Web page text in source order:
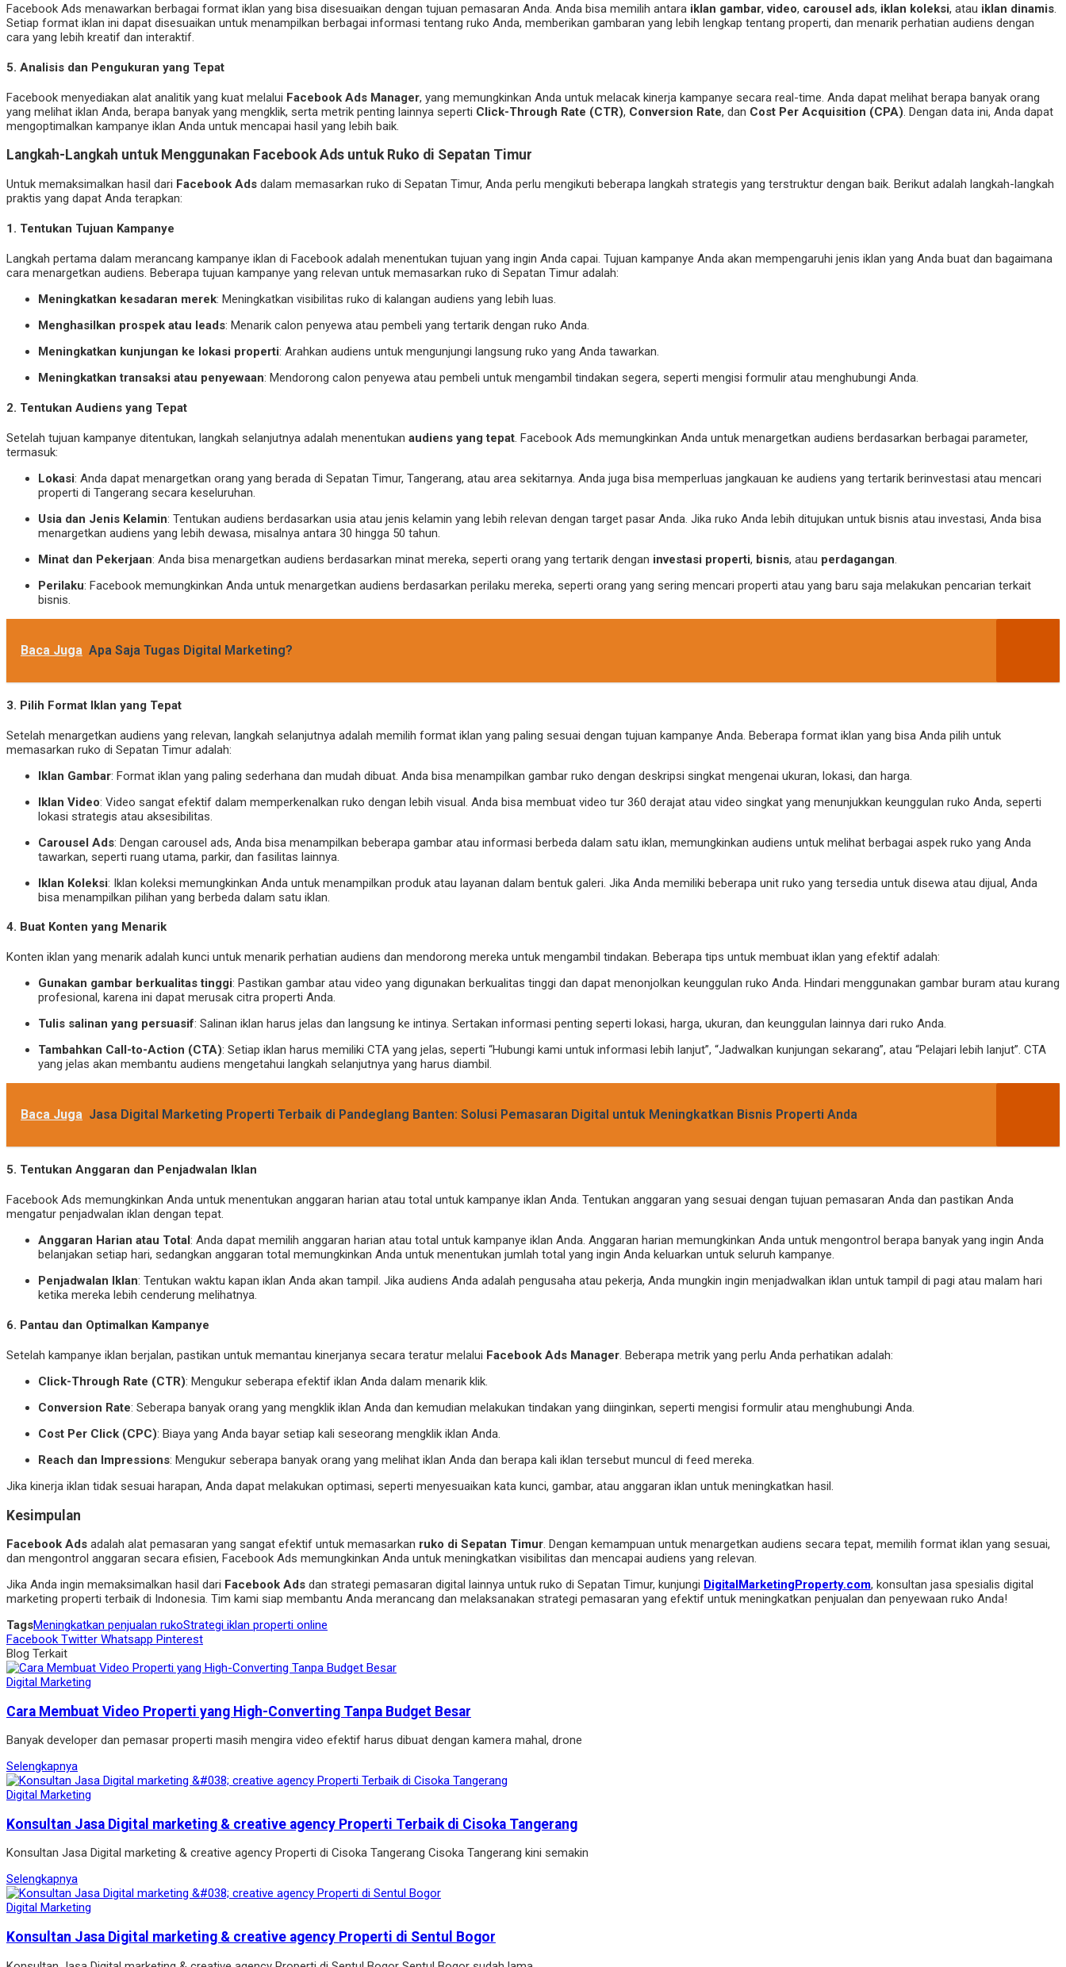
Facebook Ads menawarkan berbagai format iklan yang bisa disesuaikan dengan tujuan pemasaran Anda. Anda bisa memilih antara iklan gambar,video, carousel ads, iklan koleksi, atau iklan dinamis.
Setiap format iklan ini dapat disesuaikan untuk menampilkan berbagai informasi tentang ruko Anda, memberikan gambaran yang lebih lengkap tentang properti, dan menarik perhatian audiens dengan
cara yang lebih kreatif dan interaktif.
5. Analisis dan Pengukuran yang Tepat
Facebook menyediakan alat analitik yang kuat melalui Facebook Ads Manager, yang memungkinkan Anda untuk melacak kinerja kampanye secara real-time. Anda dapat melihat berapa banyak orang
yang melihat iklan Anda, berapa banyak yang mengklik, serta metrik penting lainnya seperti Click-Through Rate (CTR), Conversion Rate, dan Cost Per Acquisition (CPA). Dengan data ini, Anda dapat
mengoptimalkan kampanye iklan Anda untuk mencapai hasil yang lebih baik.
Langkah-Langkah untuk Menggunakan Facebook Ads untuk Ruko di Sepatan Timur
Untuk memaksimalkan hasil dari Facebook Ads dalam memasarkan ruko di Sepatan Timur, Anda perlu mengikuti beberapa langkah strategis yang terstruktur dengan baik. Berikut adalah langkah-langkah
praktis yang dapat Anda terapkan:
1. Tentukan Tujuan Kampanye
Langkah pertama dalam merancang kampanye iklan di Facebook adalah menentukan tujuan yang ingin Anda capai. Tujuan kampanye Anda akan mempengaruhi jenis iklan yang Anda buat dan bagaimana
cara menargetkan audiens. Beberapa tujuan kampanye yang relevan untuk memasarkan ruko di Sepatan Timur adalah:
Meningkatkan kesadaran merek: Meningkatkan visibilitas ruko di kalangan audiens yang lebih luas.
Menghasilkan prospek atau leads: Menarik calon penyewa atau pembeli yang tertarik dengan ruko Anda.
Meningkatkan kunjungan ke lokasi properti: Arahkan audiens untuk mengunjungi langsung ruko yang Anda tawarkan.
Meningkatkan transaksi atau penyewaan: Mendorong calon penyewa atau pembeli untuk mengambil tindakan segera, seperti mengisi formulir atau menghubungi Anda.
2. Tentukan Audiens yang Tepat
Setelah tujuan kampanye ditentukan, langkah selanjutnya adalah menentukan audiens yang tepat. Facebook Ads memungkinkan Anda untuk menargetkan audiens berdasarkan berbagai parameter,
termasuk:
Lokasi: Anda dapat menargetkan orang yang berada di Sepatan Timur, Tangerang, atau area sekitarnya. Anda juga bisa memperluas jangkauan ke audiens yang tertarik berinvestasi atau mencari
properti di Tangerang secara keseluruhan.
Usia dan Jenis Kelamin: Tentukan audiens berdasarkan usia atau jenis kelamin yang lebih relevan dengan target pasar Anda. Jika ruko Anda lebih ditujukan untuk bisnis atau investasi, Anda bisa
menargetkan audiens yang lebih dewasa, misalnya antara 30 hingga 50 tahun.
Minat dan Pekerjaan: Anda bisa menargetkan audiens berdasarkan minat mereka, seperti orang yang tertarik dengan investasi properti, bisnis, atau perdagangan.
Perilaku: Facebook memungkinkan Anda untuk menargetkan audiens berdasarkan perilaku mereka, seperti orang yang sering mencari properti atau yang baru saja melakukan pencarian terkait
bisnis.
Baca Juga Apa Saja Tugas Digital Marketing?
3. Pilih Format Iklan yang Tepat
Setelah menargetkan audiens yang relevan, langkah selanjutnya adalah memilih format iklan yang paling sesuai dengan tujuan kampanye Anda. Beberapa format iklan yang bisa Anda pilih untuk
memasarkan ruko di Sepatan Timur adalah:
Iklan Gambar: Format iklan yang paling sederhana dan mudah dibuat. Anda bisa menampilkan gambar ruko dengan deskripsi singkat mengenai ukuran, lokasi, dan harga.
Iklan Video: Video sangat efektif dalam memperkenalkan ruko dengan lebih visual. Anda bisa membuat video tur 360 derajat atau video singkat yang menunjukkan keunggulan ruko Anda, seperti
lokasi strategis atau aksesibilitas.
Carousel Ads: Dengan carousel ads, Anda bisa menampilkan beberapa gambar atau informasi berbeda dalam satu iklan, memungkinkan audiens untuk melihat berbagai aspek ruko yang Anda
tawarkan, seperti ruang utama, parkir, dan fasilitas lainnya.
Iklan Koleksi: Iklan koleksi memungkinkan Anda untuk menampilkan produk atau layanan dalam bentuk galeri. Jika Anda memiliki beberapa unit ruko yang tersedia untuk disewa atau dijual, Anda
bisa menampilkan pilihan yang berbeda dalam satu iklan.
4. Buat Konten yang Menarik
Konten iklan yang menarik adalah kunci untuk menarik perhatian audiens dan mendorong mereka untuk mengambil tindakan. Beberapa tips untuk membuat iklan yang efektif adalah:
Gunakan gambar berkualitas tinggi: Pastikan gambar atau video yang digunakan berkualitas tinggi dan dapat menonjolkan keunggulan ruko Anda. Hindari menggunakan gambar buram atau kurang
profesional, karena ini dapat merusak citra properti Anda.
Tulis salinan yang persuasif: Salinan iklan harus jelas dan langsung ke intinya. Sertakan informasi penting seperti lokasi, harga, ukuran, dan keunggulan lainnya dari ruko Anda.
Tambahkan Call-to-Action (CTA): Setiap iklan harus memiliki CTA yang jelas, seperti “Hubungi kami untuk informasi lebih lanjut”, “Jadwalkan kunjungan sekarang”, atau “Pelajari lebih lanjut”. CTA
yang jelas akan membantu audiens mengetahui langkah selanjutnya yang harus diambil.
Baca Juga Jasa Digital Marketing Properti Terbaik di Pandeglang Banten: Solusi Pemasaran Digital untuk Meningkatkan Bisnis Properti Anda
5. Tentukan Anggaran dan Penjadwalan Iklan
Facebook Ads memungkinkan Anda untuk menentukan anggaran harian atau total untuk kampanye iklan Anda. Tentukan anggaran yang sesuai dengan tujuan pemasaran Anda dan pastikan Anda
mengatur penjadwalan iklan dengan tepat.
Anggaran Harian atau Total: Anda dapat memilih anggaran harian atau total untuk kampanye iklan Anda. Anggaran harian memungkinkan Anda untuk mengontrol berapa banyak yang ingin Anda
belanjakan setiap hari, sedangkan anggaran total memungkinkan Anda untuk menentukan jumlah total yang ingin Anda keluarkan untuk seluruh kampanye.
Penjadwalan Iklan: Tentukan waktu kapan iklan Anda akan tampil. Jika audiens Anda adalah pengusaha atau pekerja, Anda mungkin ingin menjadwalkan iklan untuk tampil di pagi atau malam hari
ketika mereka lebih cenderung melihatnya.
6. Pantau dan Optimalkan Kampanye
Setelah kampanye iklan berjalan, pastikan untuk memantau kinerjanya secara teratur melalui Facebook Ads Manager. Beberapa metrik yang perlu Anda perhatikan adalah:
Click-Through Rate (CTR): Mengukur seberapa efektif iklan Anda dalam menarik klik.
Conversion Rate: Seberapa banyak orang yang mengklik iklan Anda dan kemudian melakukan tindakan yang diinginkan, seperti mengisi formulir atau menghubungi Anda.
Cost Per Click (CPC): Biaya yang Anda bayar setiap kali seseorang mengklik iklan Anda.
Reach dan Impressions: Mengukur seberapa banyak orang yang melihat iklan Anda dan berapa kali iklan tersebut muncul di feed mereka.
Jika kinerja iklan tidak sesuai harapan, Anda dapat melakukan optimasi, seperti menyesuaikan kata kunci, gambar, atau anggaran iklan untuk meningkatkan hasil.
Kesimpulan
Facebook Ads adalah alat pemasaran yang sangat efektif untuk memasarkan ruko di Sepatan Timur. Dengan kemampuan untuk menargetkan audiens secara tepat, memilih format iklan yang sesuai,
dan mengontrol anggaran secara efisien, Facebook Ads memungkinkan Anda untuk meningkatkan visibilitas dan mencapai audiens yang relevan.
Jika Anda ingin memaksimalkan hasil dari Facebook Ads dan strategi pemasaran digital lainnya untuk ruko di Sepatan Timur, kunjungi DigitalMarketingProperty.com, konsultan jasa spesialis digital
marketing properti terbaik di Indonesia. Tim kami siap membantu Anda merancang dan melaksanakan strategi pemasaran yang efektif untuk meningkatkan penjualan dan penyewaan ruko Anda!
TagsMeningkatkan penjualan rukoStrategi iklan properti online
Facebook Twitter Whatsapp Pinterest
Blog Terkait
Digital Marketing
Cara Membuat Video Properti yang High-Converting Tanpa Budget Besar
Banyak developer dan pemasar properti masih mengira video efektif harus dibuat dengan kamera mahal, drone
Selengkapnya
Digital Marketing
Konsultan Jasa Digital marketing & creative agency Properti Terbaik di Cisoka Tangerang
Konsultan Jasa Digital marketing & creative agency Properti di Cisoka Tangerang Cisoka Tangerang kini semakin
Selengkapnya
Digital Marketing
Konsultan Jasa Digital marketing & creative agency Properti di Sentul Bogor